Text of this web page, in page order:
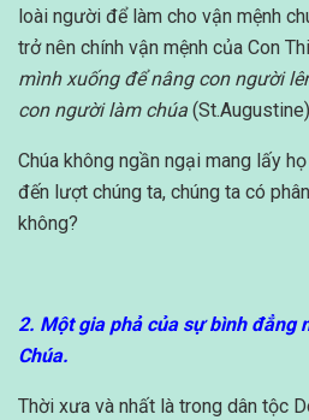
loài người để làm cho vận mệnh
trở nên chính vận mệnh của Con
mình xuống để nâng con người
con người làm chúa
Chúa không ngần ngại mang lấy
đến lượt chúng ta, chúng ta có
không?
2. Một gia phả của sự bình đẳng
Chúa.
Thời xưa và nhất là trong dân tộc